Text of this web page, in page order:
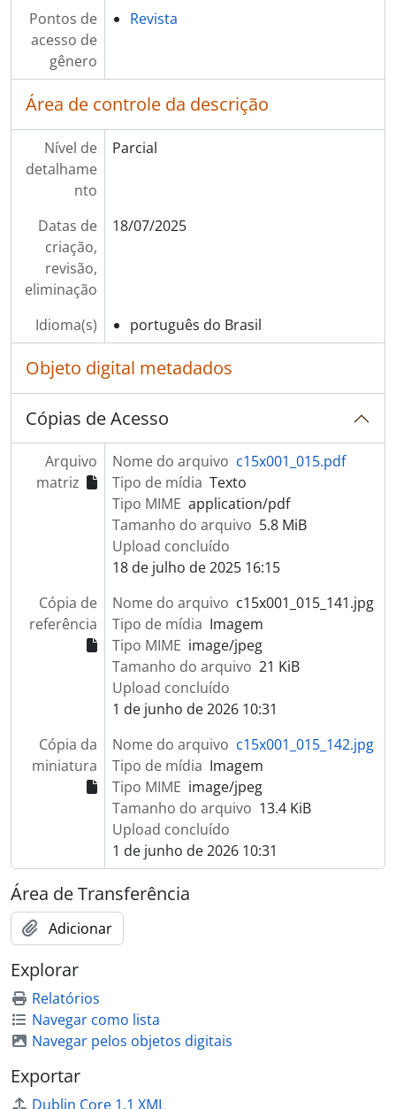
Pontos de
acesso de
gênero
Revista
Área de controle da descrição
Nível de
detalhame
nto
Parcial
Datas de
criação,
revisão,
eliminação
18/07/2025
Idioma(s) português do Brasil
Objeto digital metadados
Cópias de Acesso
Arquivo
matriz
Nome do arquivo c15x001_015.pdf
Tipo de mídia Texto
Tipo MIME application/pdf
Tamanho do arquivo 5.8 MiB
Upload concluído
18 de julho de 2025 16:15
Cópia de
referência
Nome do arquivo c15x001_015_141.jpg
Tipo de mídia Imagem
Tipo MIME image/jpeg
Tamanho do arquivo 21 KiB
Upload concluído
1 de junho de 2026 10:31
Cópia da
miniatura
Nome do arquivo c15x001_015_142.jpg
Tipo de mídia Imagem
Tipo MIME image/jpeg
Tamanho do arquivo 13.4 KiB
Upload concluído
1 de junho de 2026 10:31
Área de Transferência
Adicionar
Explorar
Relatórios
Navegar como lista
Navegar pelos objetos digitais
Exportar
Dublin Core 1.1 XML